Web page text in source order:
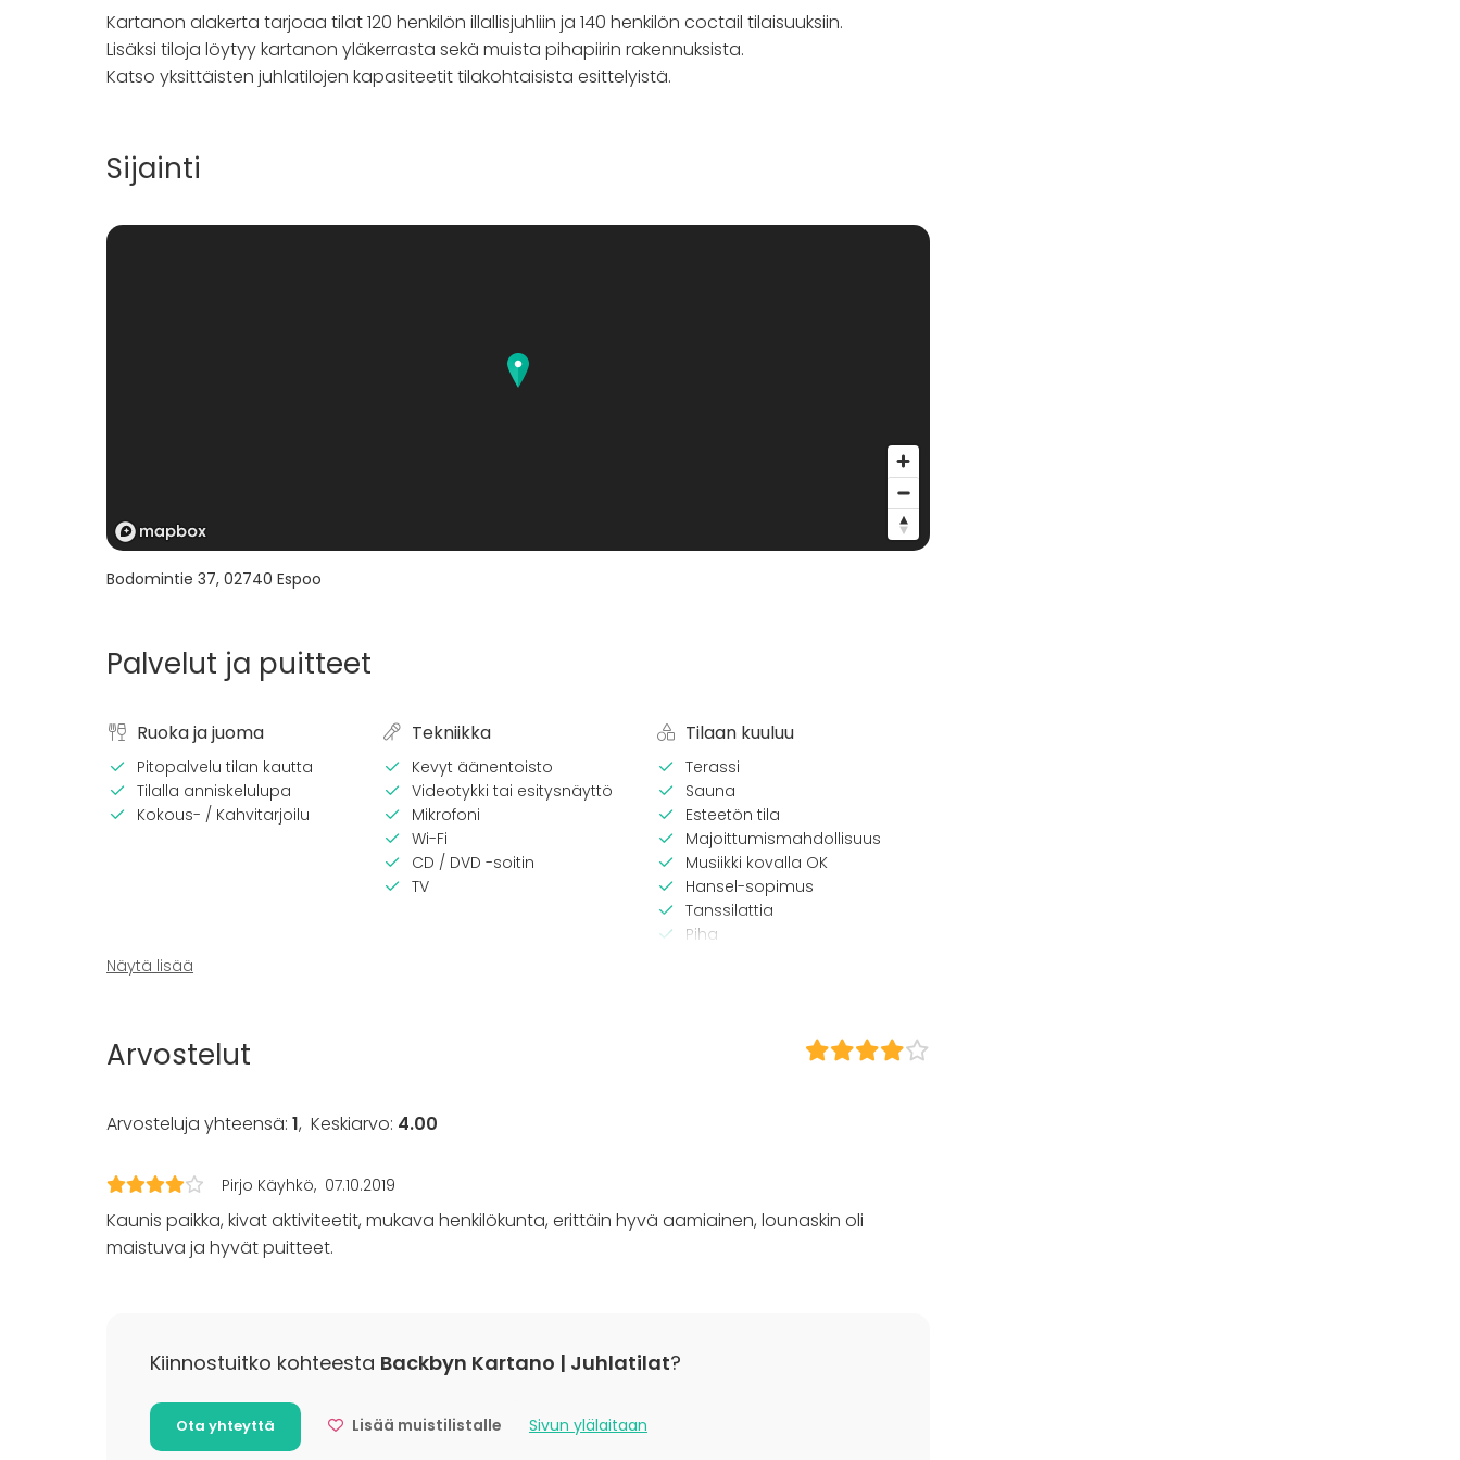
pihassa on runsaasti maksutonta parkkitilaa.
Kartanon alakerta tarjoaa tilat 120 henkilön illallisjuhliin ja 140 henkilön coctail tilaisuuksiin.
Lisäksi tiloja löytyy kartanon yläkerrasta sekä muista pihapiirin rakennuksista.
Katso yksittäisten juhlatilojen kapasiteetit tilakohtaisista esittelyistä.
Sijainti
Bodomintie 37, 02740 Espoo
Palvelut ja puitteet
Ruoka ja juoma
Pitopalvelu tilan kautta
Tilalla anniskelulupa
Kokous- / Kahvitarjoilu
Tekniikka
Kevyt äänentoisto
Videotykki tai esitysnäyttö
Mikrofoni
Wi-Fi
CD / DVD -soitin
TV
Tilaan kuuluu
Terassi
Sauna
Esteetön tila
Majoittumismahdollisuus
Musiikki kovalla OK
Hansel-sopimus
Tanssilattia
Piha
Kalusto
Fläppi- / Valkotaulu
Pyyhkeet
Saunailta
Messut
Aktiviteetit
Ulkoilu
Uinti
Näytä lisää
Arvostelut
Arvosteluja yhteensä: 1, Keskiarvo: 4.00
Pirjo Käyhkö 07.10.2019
Kaunis paikka, kivat aktiviteetit, mukava henkilökunta, erittäin hyvä aamiainen, lounaskin oli
maistuva ja hyvät puitteet.
Kiinnostuitko kohteesta Backbyn Kartano | Juhlatilat?
Ota yhteyttä Lisää muistilistalle Sivun ylälaitaan